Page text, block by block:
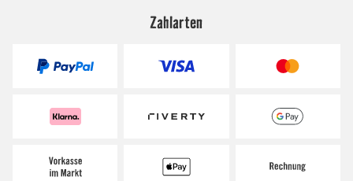
Zahlarten